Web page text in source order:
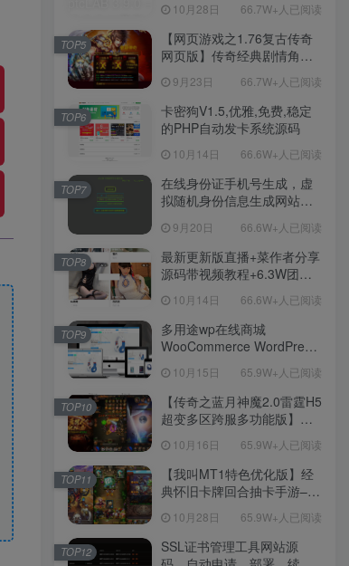
直冲网页后台-安卓苹果IOS
双端版本！
10月28日 66.7W+人已阅读
【网页游戏之1.76复古传奇
网页版】传奇经典剧情角色
扮演网页游戏-一键单机-打包
Win服务端源码视频架设教
程！
9月23日 66.7W+人已阅读
TOP5
卡密狗V1.5,优雅,免费,稳定
的PHP自动发卡系统源码
10月14日 66.6W+人已阅读
TOP6
在线身份证手机号生成，虚
拟随机身份信息生成网站源
9月20日 66.6W+人已阅读
TOP7
最新更新版直播+菜作者分享
源码带视频教程+6.3W团购
【源码+教程】
10月14日 66.6W+人已阅读
TOP8
多用途wp在线商城
WooCommerce WordPress
10月15日 65.9W+人已阅读
TOP9
【传奇之蓝月神魔2.0雷霆H5
超变多区跨服多功能版】三
理单机一键即玩镜像端-打包
Linux服务端源码-视频架设
教程
10月16日 65.9W+人已阅读
TOP10
【我叫MT1特色优化版】经
典怀旧卡牌回合抽卡手游–打
教程-多功能GM后台工具-网
页注册-安卓版本！
10月28日 65.9W+人已阅读
TOP11
SSL证书管理工具网站源
TOP12